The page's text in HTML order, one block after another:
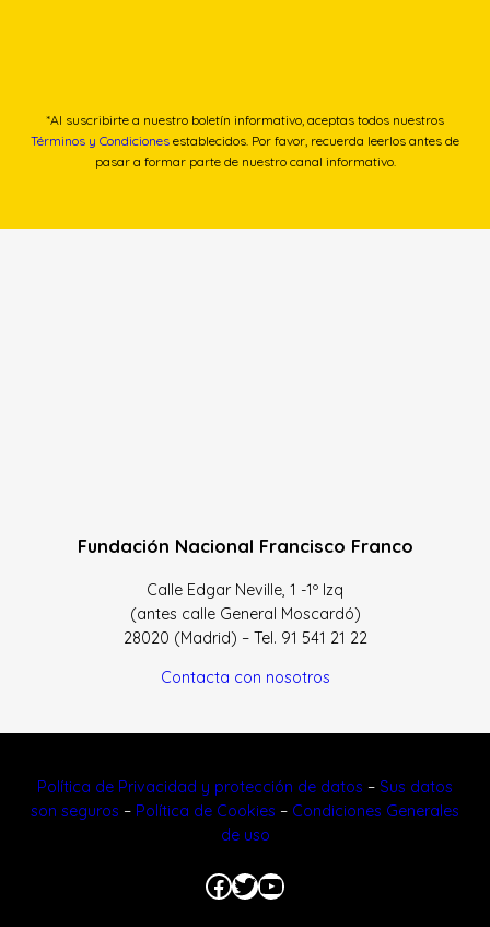
*Al suscribirte a nuestro boletín informativo, aceptas todos nuestros
Términos y Condiciones establecidos. Por favor, recuerda leerlos antes de
pasar a formar parte de nuestro canal informativo.
Fundación Nacional Francisco Franco
Calle Edgar Neville, 1 -1º Izq
(antes calle General Moscardó)
28020 (Madrid) – Tel. 91 541 21 22
Contacta con nosotros
Política de Privacidad y protección de datos – Sus datos
son seguros – Política de Cookies – Condiciones Generales
de uso
Facebook
Twitter
YouTube